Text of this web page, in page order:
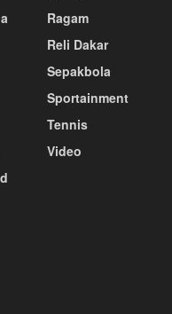
Ragam
Reli Dakar
Sepakbola
Sportainment
Tennis
Video